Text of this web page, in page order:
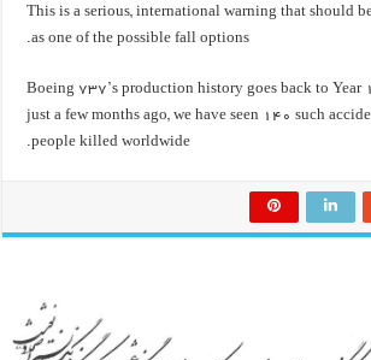
This is a serious, international warning that should
as one of the possible fall options.
Boeing 737’s production history goes back to Year
just a few months ago, we have seen 140 such
people killed worldwide.